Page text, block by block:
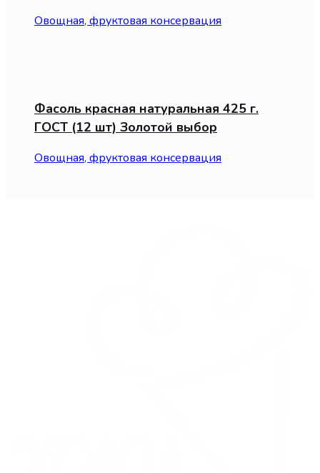
Овощная, фруктовая консервация
Фасоль красная натуральная 425 г.
ГОСТ (12 шт) Золотой выбор
Овощная, фруктовая консервация